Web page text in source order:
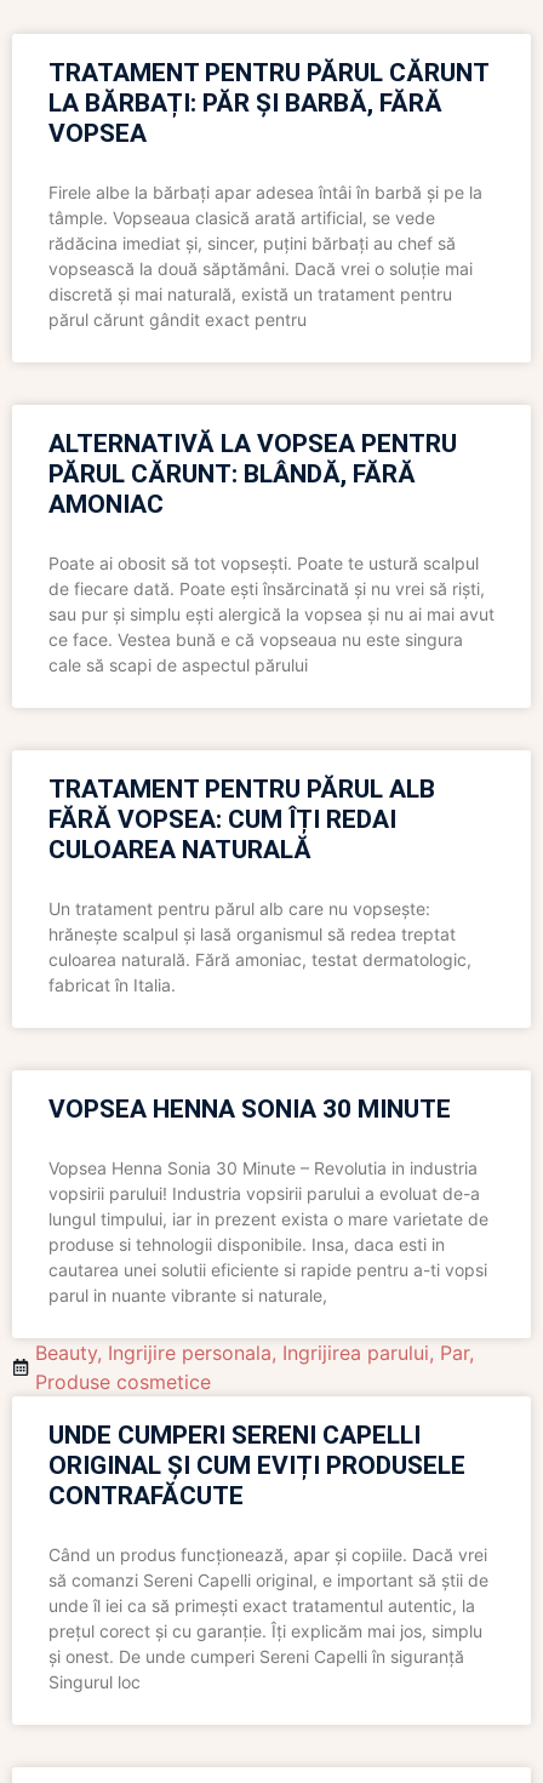
TRATAMENT PENTRU PĂRUL CĂRUNT
LA BĂRBAȚI: PĂR ȘI BARBĂ, FĂRĂ
VOPSEA
Firele albe la bărbați apar adesea întâi în barbă și pe la
tâmple. Vopseaua clasică arată artificial, se vede
rădăcina imediat și, sincer, puțini bărbați au chef să
vopsească la două săptămâni. Dacă vrei o soluție mai
discretă și mai naturală, există un tratament pentru
părul cărunt gândit exact pentru
ALTERNATIVĂ LA VOPSEA PENTRU
PĂRUL CĂRUNT: BLÂNDĂ, FĂRĂ
AMONIAC
Poate ai obosit să tot vopsești. Poate te ustură scalpul
de fiecare dată. Poate ești însărcinată și nu vrei să riști,
sau pur și simplu ești alergică la vopsea și nu ai mai avut
ce face. Vestea bună e că vopseaua nu este singura
cale să scapi de aspectul părului
TRATAMENT PENTRU PĂRUL ALB
FĂRĂ VOPSEA: CUM ÎȚI REDAI
CULOAREA NATURALĂ
Un tratament pentru părul alb care nu vopsește:
hrănește scalpul și lasă organismul să redea treptat
culoarea naturală. Fără amoniac, testat dermatologic,
fabricat în Italia.
VOPSEA HENNA SONIA 30 MINUTE
Vopsea Henna Sonia 30 Minute – Revolutia in industria
vopsirii parului! Industria vopsirii parului a evoluat de-a
lungul timpului, iar in prezent exista o mare varietate de
produse si tehnologii disponibile. Insa, daca esti in
cautarea unei solutii eficiente si rapide pentru a-ti vopsi
parul in nuante vibrante si naturale,
Beauty, Ingrijire personala, Ingrijirea parului, Par,
Produse cosmetice
UNDE CUMPERI SERENI CAPELLI
ORIGINAL ȘI CUM EVIȚI PRODUSELE
CONTRAFĂCUTE
Când un produs funcționează, apar și copiile. Dacă vrei
să comanzi Sereni Capelli original, e important să știi de
unde îl iei ca să primești exact tratamentul autentic, la
prețul corect și cu garanție. Îți explicăm mai jos, simplu
și onest. De unde cumperi Sereni Capelli în siguranță
Singurul loc